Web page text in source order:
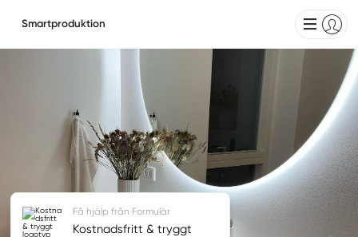
Smartproduktion
Få hjälp från Formulär
Kostnadsfritt & tryggt